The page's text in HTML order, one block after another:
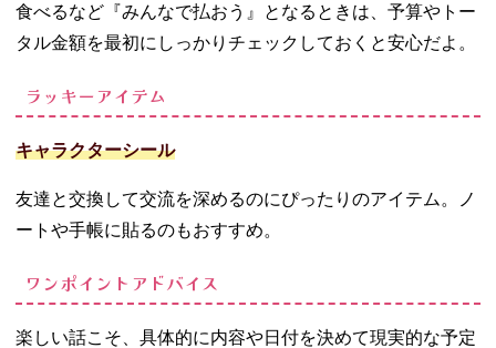
食べるなど『みんなで払おう』となるときは、予算やトー
タル金額を最初にしっかりチェックしておくと安心だよ。
ラッキーアイテム
キャラクターシール
友達と交換して交流を深めるのにぴったりのアイテム。ノ
ートや手帳に貼るのもおすすめ。
ワンポイントアドバイス
楽しい話こそ、具体的に内容や日付を決めて現実的な予定